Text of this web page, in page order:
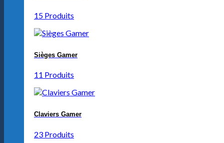
15 Produits
Sièges Gamer
11 Produits
Claviers Gamer
23 Produits